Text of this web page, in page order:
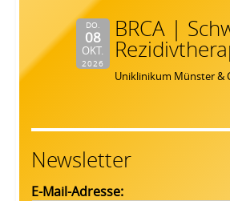
DO.
08
OKT.
2026
BRCA |
Uniklinikum Münster &
Newsletter
E-Mail-Adresse: